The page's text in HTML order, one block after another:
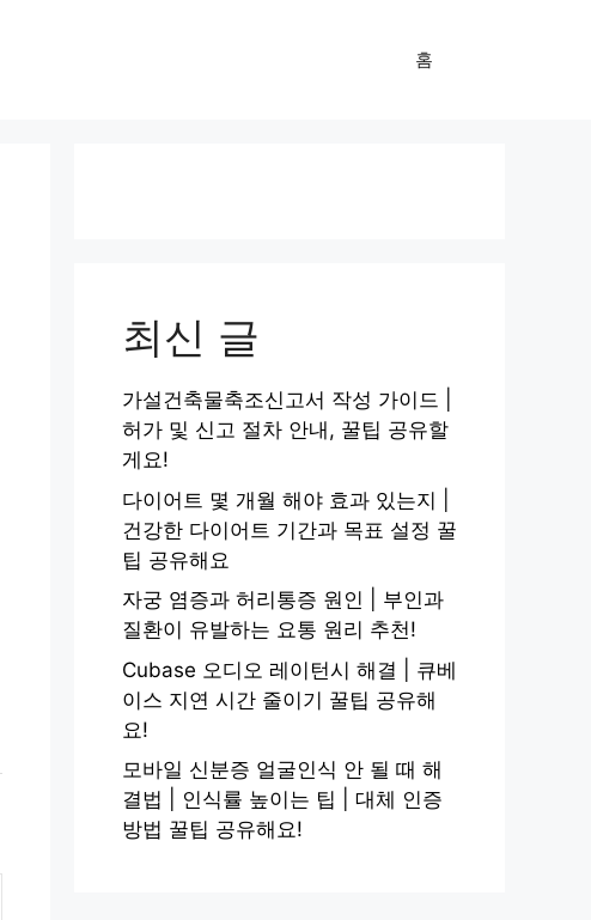
홈
최신 글
가설건축물축조신고서 작성 가이드 |
허가 및 신고 절차 안내, 꿀팁 공유할
게요!
다이어트 몇 개월 해야 효과 있는지 |
건강한 다이어트 기간과 목표 설정 꿀
팁 공유해요
자궁 염증과 허리통증 원인 | 부인과
질환이 유발하는 요통 원리 추천!
Cubase 오디오 레이턴시 해결 | 큐베
이스 지연 시간 줄이기 꿀팁 공유해
요!
모바일 신분증 얼굴인식 안 될 때 해
결법 | 인식률 높이는 팁 | 대체 인증
방법 꿀팁 공유해요!